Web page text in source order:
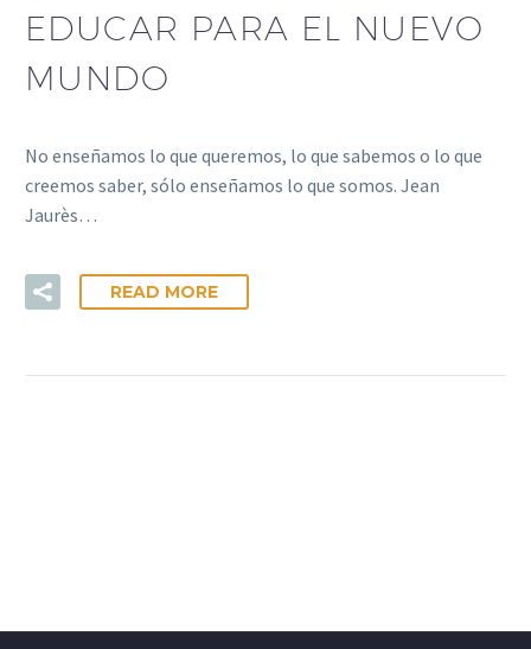
EDUCAR PARA EL NUEVO
MUNDO
No enseñamos lo que queremos, lo que sabemos o lo que
creemos saber, sólo enseñamos lo que somos. Jean
Jaurès…
READ MORE